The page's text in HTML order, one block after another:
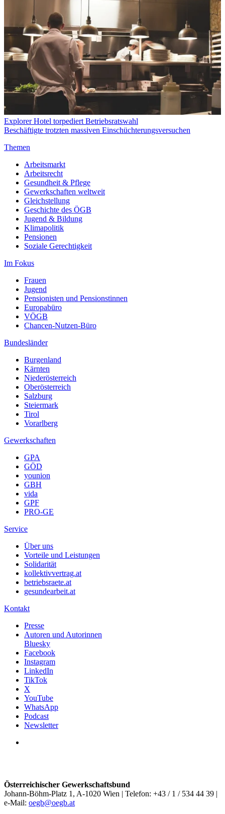
Explorer Hotel torpediert Betriebsratswahl
Beschäftigte trotzten massiven Einschüchterungsversuchen
Themen
Arbeitsmarkt
Arbeitsrecht
Gesundheit & Pflege
Gewerkschaften weltweit
Gleichstellung
Geschichte des ÖGB
Jugend & Bildung
Klimapolitik
Pensionen
Soziale Gerechtigkeit
Im Fokus
Frauen
Jugend
Pensionisten und Pensionstinnen
Europabüro
VÖGB
Chancen-Nutzen-Büro
Bundesländer
Burgenland
Kärnten
Niederösterreich
Oberösterreich
Salzburg
Steiermark
Tirol
Vorarlberg
Gewerkschaften
GPA
GÖD
younion
GBH
vida
GPF
PRO-GE
Service
Über uns
Vorteile und Leistungen
Solidarität
kollektivvertrag.at
betriebsraete.at
gesundearbeit.at
Kontakt
Presse
Autoren und Autorinnen
Bluesky
Facebook
Instagram
LinkedIn
TikTok
X
YouTube
WhatsApp
Podcast
Newsletter
Österreichischer Gewerkschaftsbund
Johann-Böhm-Platz 1, A-1020 Wien | Telefon: +43 / 1 / 534 44 39 |
e-Mail: oegb@oegb.at